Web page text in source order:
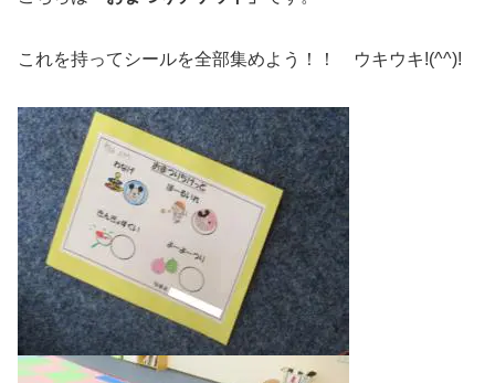
これを持ってシールを全部集めよう！！ ウキウキ!(^^)!